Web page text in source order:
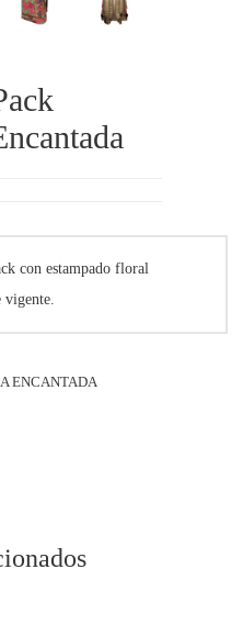
con estampado floral
vigente.
ENCANTADA